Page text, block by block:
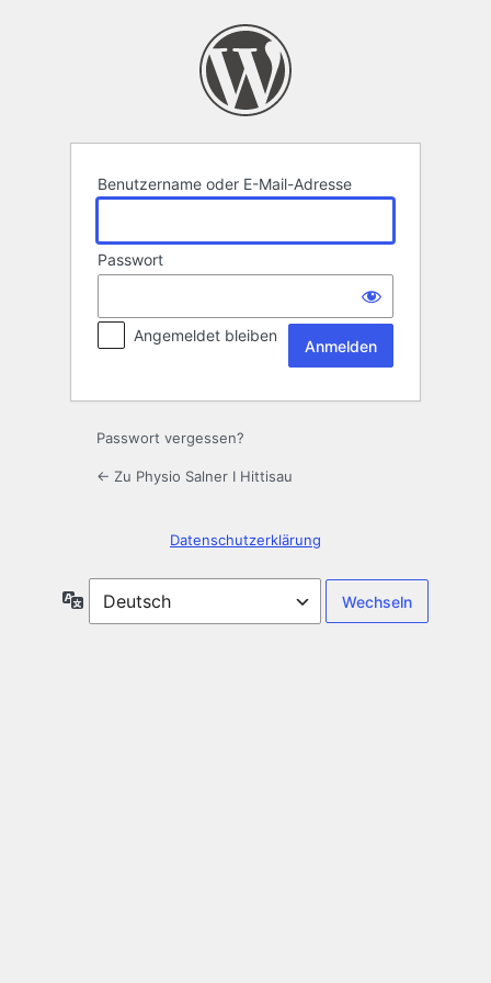
Benutzername oder E-Mail-Adresse
Passwort
Angemeldet bleiben
Passwort vergessen?
← Zu Physio Salner I Hittisau
Datenschutzerklärung
Sprache